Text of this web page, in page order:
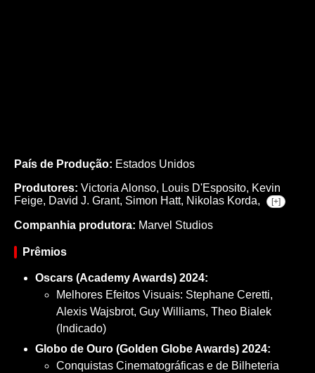
País de Produção: Estados Unidos
Produtores: Victoria Alonso, Louis D'Esposito, Kevin
Feige, David J. Grant, Simon Hatt, Nikolas Korda, [+]
Companhia produtora: Marvel Studios
Prêmios
Oscars (Academy Awards) 2024:
Melhores Efeitos Visuais: Stephane Ceretti,
Alexis Wajsbrot, Guy Williams, Theo Bialek
(Indicado)
Globo de Ouro (Golden Globe Awards) 2024:
Conquistas Cinematográficas e de Bilheteria